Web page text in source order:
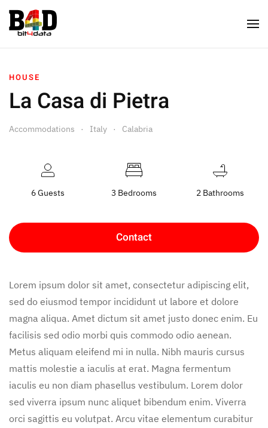
HOUSE
La Casa di Pietra
Accommodations Italy Calabria
6 Guests 3 Bedrooms 2 Bathrooms
Contact
Lorem ipsum dolor sit amet, consectetur adipiscing elit,
sed do eiusmod tempor incididunt ut labore et dolore
magna aliqua. Amet dictum sit amet justo donec enim. Eu
facilisis sed odio morbi quis commodo odio aenean.
Metus aliquam eleifend mi in nulla. Nibh mauris cursus
mattis molestie a iaculis at erat. Magna fermentum
iaculis eu non diam phasellus vestibulum. Lorem dolor
sed viverra ipsum nunc aliquet bibendum enim. Viverra
orci sagittis eu volutpat. Arcu vitae elementum curabitur